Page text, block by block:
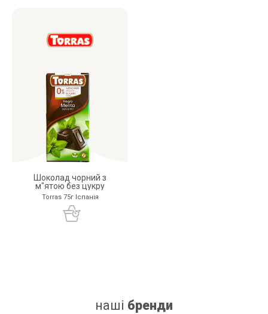
Шоколад чорний з
м"ятою без цукру
Torras 75г Іспанія
наші бренди